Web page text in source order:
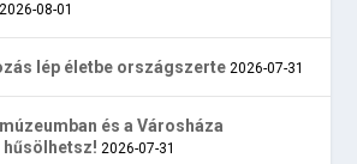
2026-08-01
lép életbe országszerte 2026-07-31
és a Városháza
hűsölhetsz! 2026-07-31